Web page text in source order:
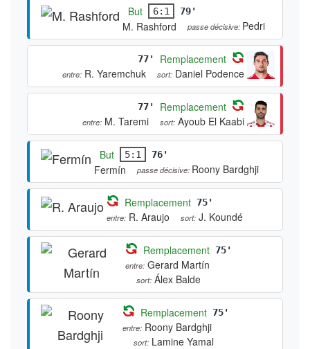
But 6:1 79'
M. Rashford passe décisive: Pedri
77' Remplacement
entre: R. Yaremchuk sort: Daniel Podence
77' Remplacement
entre: M. Taremi sort: Ayoub El Kaabi
But 5:1 76'
Fermín passe décisive: Roony Bardghji
Remplacement 75'
entre: R. Araujo sort: J. Koundé
Remplacement 75'
entre: Gerard Martín
sort: Álex Balde
Remplacement 75'
entre: Roony Bardghji
sort: Lamine Yamal